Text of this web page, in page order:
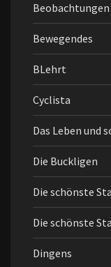
Beobachtungen
Bewegendes
BLehrt
Cyclista
Das Leben und
Die Buckligen
Die schönste
Die schönste
Dingens